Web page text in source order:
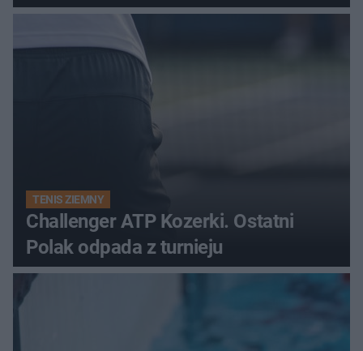
TENIS ZIEMNY
Challenger ATP Kozerki. Ostatni
Polak odpada z turnieju